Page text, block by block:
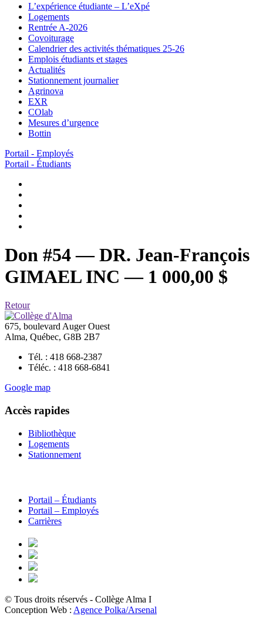
L’expérience étudiante – L’eXpé
Logements
Rentrée A-2026
Covoiturage
Calendrier des activités thématiques 25-26
Emplois étudiants et stages
Actualités
Stationnement journalier
Agrinova
EXR
COlab
Mesures d’urgence
Bottin
Portail - Employés
Portail - Étudiants
Don #54 — DR. Jean-François
GIMAEL INC — 1 000,00 $
Retour
675, boulevard Auger Ouest
Alma, Québec, G8B 2B7
Tél. : 418 668-2387
Téléc. : 418 668-6841
Google map
Accès rapides
Bibliothèque
Logements
Stationnement
Portail – Étudiants
Portail – Employés
Carrières
© Tous droits réservés - Collège Alma I
Conception Web : Agence Polka/Arsenal